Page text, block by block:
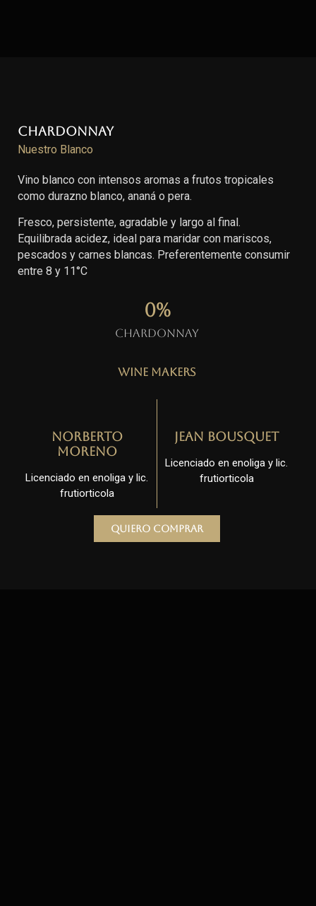
Chardonnay
Nuestro Blanco
Vino blanco con intensos aromas a frutos tropicales
como durazno blanco, ananá o pera.
Fresco, persistente, agradable y largo al final.
Equilibrada acidez, ideal para maridar con mariscos,
pescados y carnes blancas. Preferentemente consumir
entre 8 y 11°C
Chardonnay
0%
Wine Makers
Norberto
Moreno
Licenciado en enoliga y lic.
frutiorticola
Jean Bousquet
Licenciado en enoliga y lic.
frutiorticola
Quiero comprar